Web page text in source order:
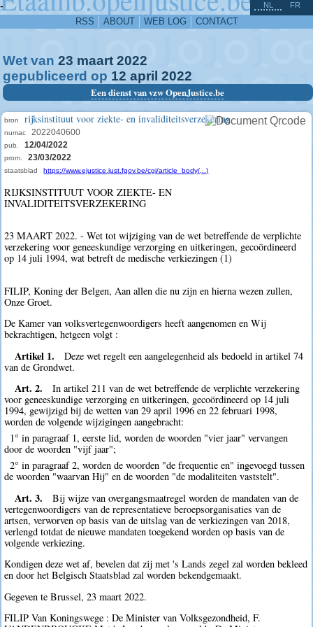
-
RSS ABOUT WEB LOG CONTACT
NL FR
Wet van 23 maart 2022
gepubliceerd op 12 april 2022
Een dienst van vzw OpenJustice.be
bron rijksinstituut voor ziekte- en invaliditeitsverzekering
numac 2022040600
pub. 12/04/2022
prom. 23/03/2022
staatsblad https://www.ejustice.just.fgov.be/cgi/article_body(...)
RIJKSINSTITUUT VOOR ZIEKTE- EN
INVALIDITEITSVERZEKERING
23 MAART 2022. - Wet tot wijziging van de wet betreffende de verplichte
verzekering voor geneeskundige verzorging en uitkeringen, gecoördineerd
op 14 juli 1994, wat betreft de medische verkiezingen (1)
FILIP, Koning der Belgen, Aan allen die nu zijn en hierna wezen zullen,
Onze Groet.
De Kamer van volksvertegenwoordigers heeft aangenomen en Wij
bekrachtigen, hetgeen volgt :
Artikel 1.
Deze wet regelt een aangelegenheid als bedoeld in artikel 74
van de Grondwet.
Art. 2.
In artikel 211 van de wet betreffende de verplichte verzekering
voor geneeskundige verzorging en uitkeringen, gecoördineerd op 14 juli
1994, gewijzigd bij de wetten van 29 april 1996 en 22 februari 1998,
worden de volgende wijzigingen aangebracht:
1° in paragraaf 1, eerste lid, worden de woorden "vier jaar" vervangen
door de woorden "vijf jaar";
2° in paragraaf 2, worden de woorden "de frequentie en" ingevoegd tussen
de woorden "waarvan Hij" en de woorden "de modaliteiten vaststelt".
Art. 3.
Bij wijze van overgangsmaatregel worden de mandaten van de
vertegenwoordigers van de representatieve beroepsorganisaties van de
artsen, verworven op basis van de uitslag van de verkiezingen van 2018,
verlengd totdat de nieuwe mandaten toegekend worden op basis van de
volgende verkiezing.
Kondigen deze wet af, bevelen dat zij met 's Lands zegel zal worden bekleed
en door het Belgisch Staatsblad zal worden bekendgemaakt.
Gegeven te Brussel, 23 maart 2022.
FILIP Van Koningswege : De Minister van Volksgezondheid, F.
^